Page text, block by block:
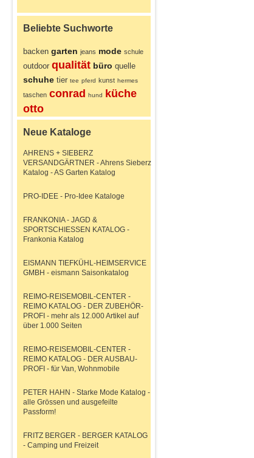
Beliebte Suchworte
backen garten jeans mode schule
outdoor qualität büro quelle
schuhe tier tee pferd kunst hermes
taschen conrad hund
küche
otto
Neue Kataloge
AHRENS + SIEBERZ
VERSANDGÄRTNER - Ahrens Sieberz
Katalog - AS Garten Katalog
PRO-IDEE - Pro-Idee Kataloge
FRANKONIA - JAGD &
SPORTSCHIESSEN KATALOG -
Frankonia Katalog
EISMANN TIEFKÜHL-HEIMSERVICE
GMBH - eismann Saisonkatalog
REIMO-REISEMOBIL-CENTER -
REIMO KATALOG - DER ZUBEHÖR-
PROFI - mehr als 12.000 Artikel auf
über 1.000 Seiten
REIMO-REISEMOBIL-CENTER -
REIMO KATALOG - DER AUSBAU-
PROFI - für Van, Wohnmobile
PETER HAHN - Starke Mode Katalog -
alle Grössen und ausgefeilte
Passform!
FRITZ BERGER - BERGER KATALOG
- Camping und Freizeit